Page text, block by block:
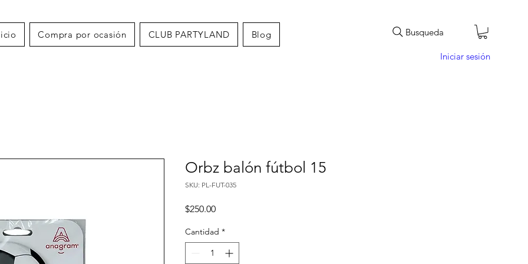
Compra por ocasión CLUB PARTYLAND Blog Busqueda
Iniciar sesión
Orbz balón fútbol 15
SKU: PL-FUT-035
$250.00Precio
Cantidad *